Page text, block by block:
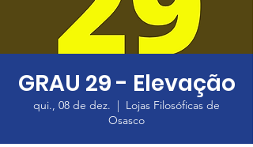
GRAU 29 - Elevação
qui., 08 de dez.
  |
Lojas Filosóficas de
Osasco